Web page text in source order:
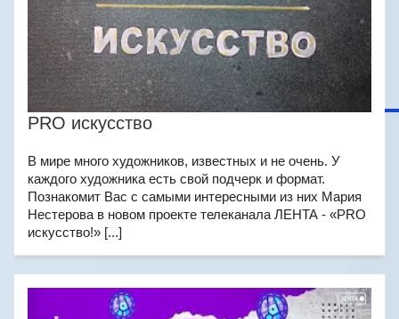
PRO искусство
В мире много художников, известных и не очень. У
каждого художника есть свой подчерк и формат.
Познакомит Вас с самыми интересными из них Мария
Нестерова в новом проекте телеканала ЛЕНТА - «PRO
искусство!» [...]